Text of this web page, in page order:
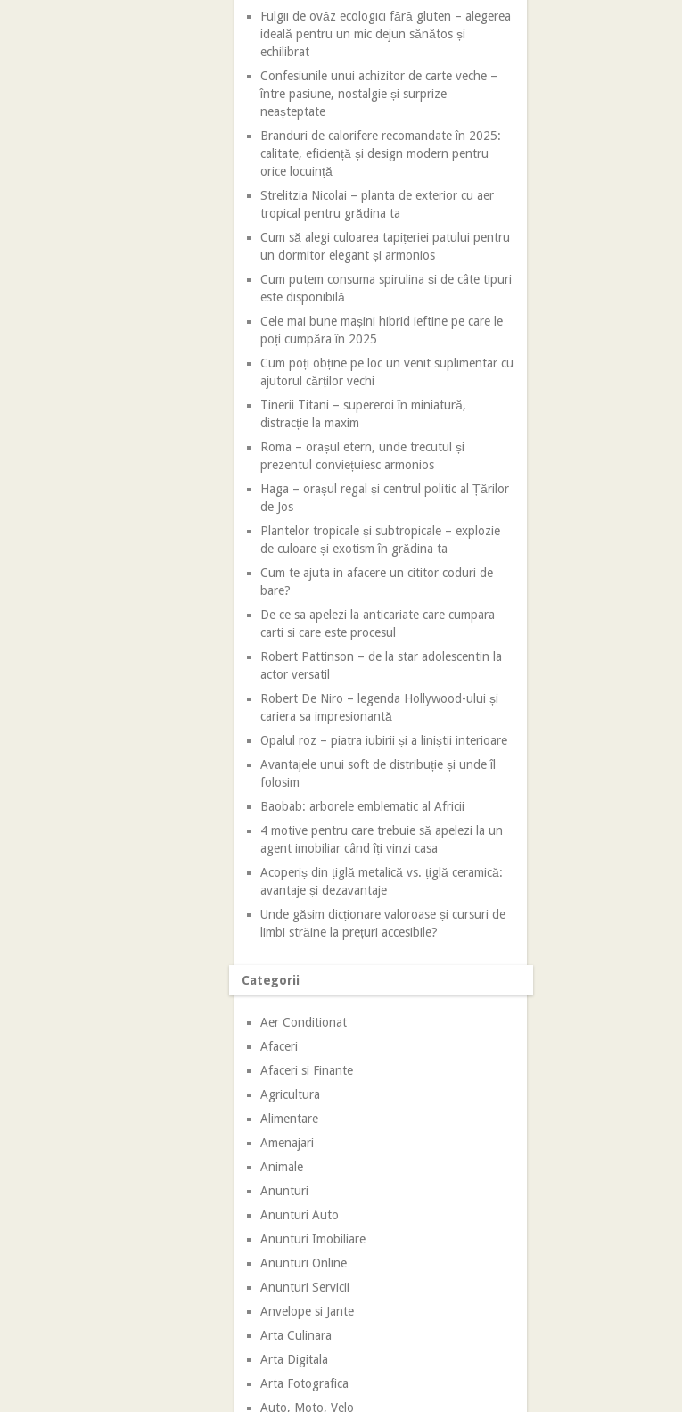
Fulgii de ovăz ecologici fără gluten – alegerea
ideală pentru un mic dejun sănătos și
echilibrat
Confesiunile unui achizitor de carte veche –
între pasiune, nostalgie și surprize
neașteptate
Branduri de calorifere recomandate în 2025:
calitate, eficiență și design modern pentru
orice locuință
Strelitzia Nicolai – planta de exterior cu aer
tropical pentru grădina ta
Cum să alegi culoarea tapițeriei patului pentru
un dormitor elegant și armonios
Cum putem consuma spirulina și de câte tipuri
este disponibilă
Cele mai bune mașini hibrid ieftine pe care le
poți cumpăra în 2025
Cum poți obține pe loc un venit suplimentar cu
ajutorul cărților vechi
Tinerii Titani – supereroi în miniatură,
distracție la maxim
Roma – orașul etern, unde trecutul și
prezentul conviețuiesc armonios
Haga – orașul regal și centrul politic al Țărilor
de Jos
Plantelor tropicale și subtropicale – explozie
de culoare și exotism în grădina ta
Cum te ajuta in afacere un cititor coduri de
bare?
De ce sa apelezi la anticariate care cumpara
carti si care este procesul
Robert Pattinson – de la star adolescentin la
actor versatil
Robert De Niro – legenda Hollywood-ului și
cariera sa impresionantă
Opalul roz – piatra iubirii și a liniștii interioare
Avantajele unui soft de distribuție și unde îl
folosim
Baobab: arborele emblematic al Africii
4 motive pentru care trebuie să apelezi la un
agent imobiliar când îți vinzi casa
Acoperiș din țiglă metalică vs. țiglă ceramică:
avantaje și dezavantaje
Unde găsim dicționare valoroase și cursuri de
limbi străine la prețuri accesibile?
Categorii
Aer Conditionat
Afaceri
Afaceri si Finante
Agricultura
Alimentare
Amenajari
Animale
Anunturi
Anunturi Auto
Anunturi Imobiliare
Anunturi Online
Anunturi Servicii
Anvelope si Jante
Arta Culinara
Arta Digitala
Arta Fotografica
Auto, Moto, Velo